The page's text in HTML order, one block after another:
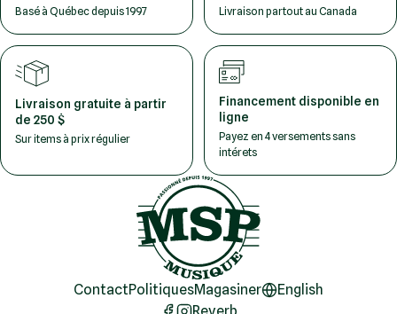
Basé à Québec depuis 1997 Livraison partout au Canada
Livraison gratuite à partir
de 250 $
Sur items à prix régulier
Financement disponible en
ligne
Payez en 4 versements sans
intérets
ContactPolitiquesMagasiner
English